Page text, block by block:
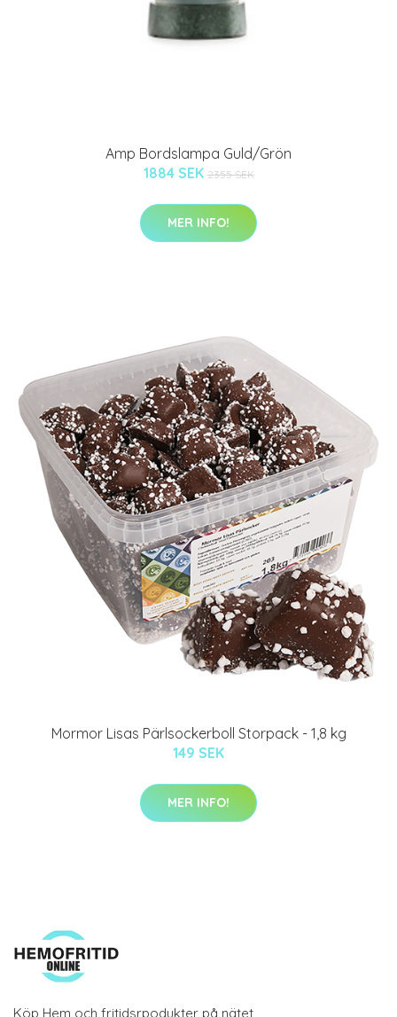
Amp Bordslampa Guld/Grön
1884 SEK 2355 SEK
MER INFO!
Mormor Lisas Pärlsockerboll Storpack - 1,8 kg
149 SEK
MER INFO!
Köp Hem och fritidsrpodukter på nätet